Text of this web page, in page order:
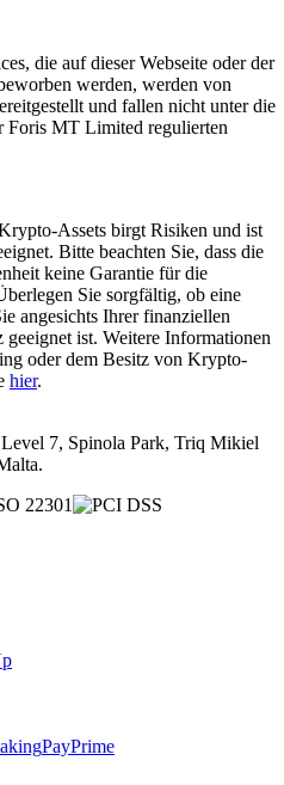
die auf dieser Webseite oder der
werden, werden von
und fallen nicht unter die
MT Limited regulierten
Assets birgt Risiken und ist
Bitte beachten Sie, dass die
keine Garantie für die
Sie sorgfältig, ob eine
angesichts Ihrer finanziellen
ist. Weitere Informationen
oder dem Besitz von Krypto-
hier.
7, Spinola Park, Triq Mikiel
PayPrime